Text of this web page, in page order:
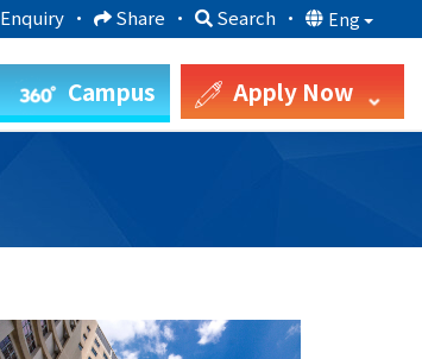
Enquiry · Share · Search · Eng
Campus Apply Now